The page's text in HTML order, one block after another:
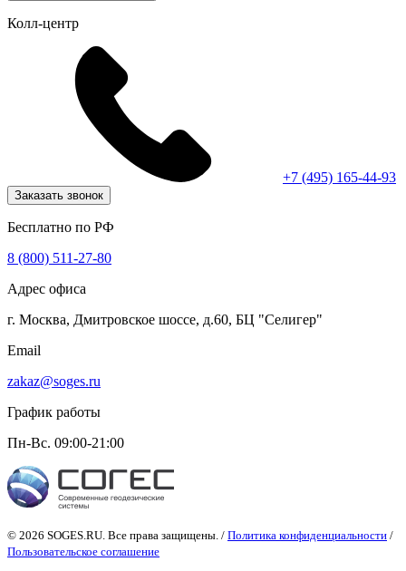
Колл-центр
+7 (495) 165-44-93
Заказать звонок
Бесплатно по РФ
8 (800) 511-27-80
Адрес офиса
г. Москва, Дмитровское шоссе, д.60, БЦ "Селигер"
Email
zakaz@soges.ru
График работы
Пн-Вс. 09:00-21:00
© 2026 SOGES.RU. Все права защищены. / Политика конфиденциальности /
Пользовательское соглашение